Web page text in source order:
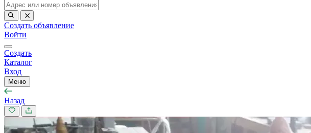
Создать объявление
Войти
Создать
Каталог
Вход
Меню
Назад